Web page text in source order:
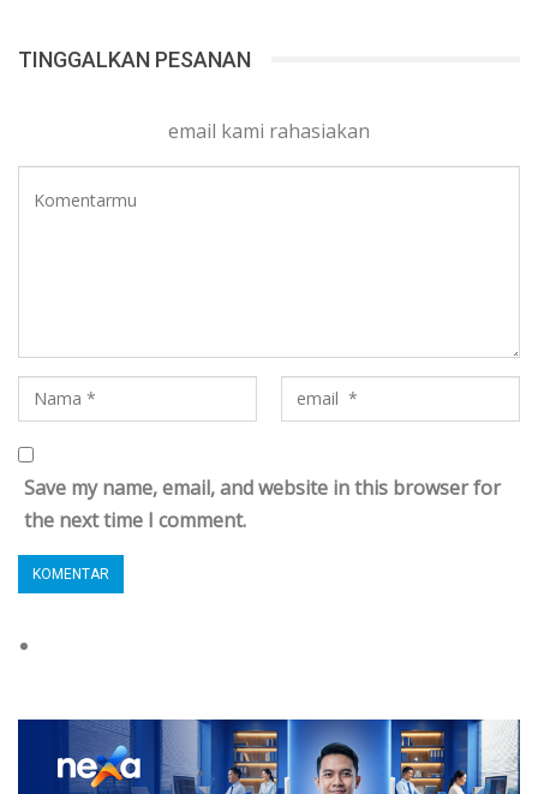
TINGGALKAN PESANAN
email kami rahasiakan
Save my name, email, and website in this browser for
the next time I comment.